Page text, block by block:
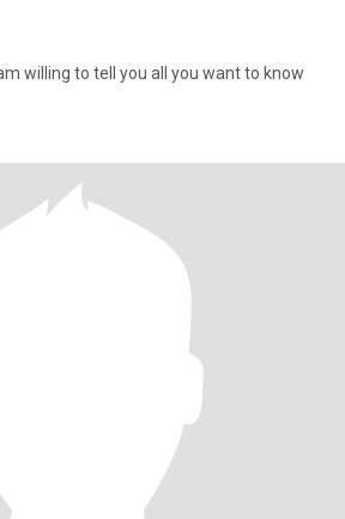
willing to tell you all you want to know